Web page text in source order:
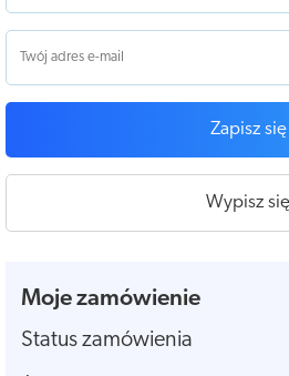
Zapisz się
Wypisz się
Moje zamówienie
Status zamówienia